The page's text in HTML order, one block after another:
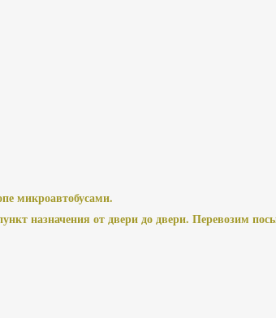
микроавтобусами.
назначения от двери до двери. Перевозим